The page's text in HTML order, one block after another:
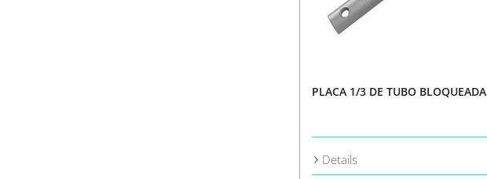
PLACA 1/3 DE TUBO BLOQUEADA
Details